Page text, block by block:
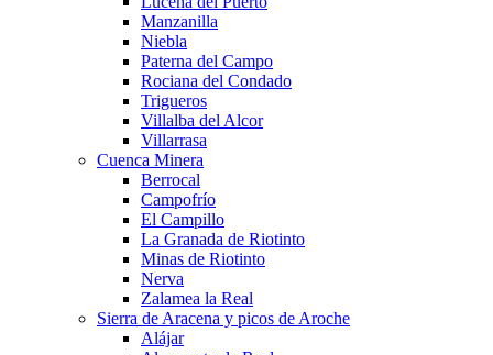
Manzanilla
Niebla
Paterna del Campo
Rociana del Condado
Trigueros
Villalba del Alcor
Villarrasa
Cuenca Minera
Berrocal
Campofrío
El Campillo
La Granada de Riotinto
Minas de Riotinto
Nerva
Zalamea la Real
Sierra de Aracena y picos de Aroche
Alájar